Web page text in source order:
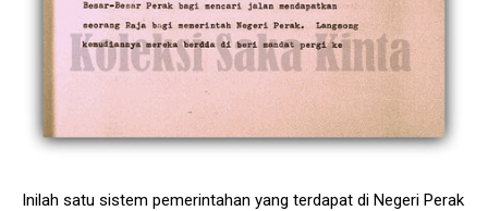
Inilah satu sistem pemerintahan yang terdapat di Negeri Perak